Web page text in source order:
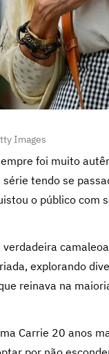
Images
foi muito
tendo se
o público com
verdadeira
explorando
reinava na
Carrie 20 anos